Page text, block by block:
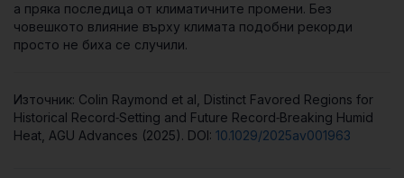
а пряка последица от климатичните промени. Без
човешкото влияние върху климата подобни рекорди
просто не биха се случили.
Източник: Colin Raymond et al, Distinct Favored Regions for
Historical Record‐Setting and Future Record‐Breaking Humid
Heat, AGU Advances (2025). DOI: 10.1029/2025av001963